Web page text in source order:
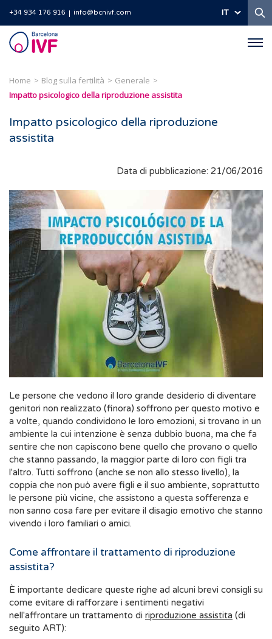
+34 934 176 916 info@bcnivf.com IT
Barcelona
IVF
Home Blog sulla fertilità
Generale
Impatto psicologico della riproduzione assistita
Impatto psicologico della riproduzione
assistita
Data di pubblicazione: 21/06/2016
Le persone che vedono il loro grande desiderio di diventare
genitori non realizzato (finora) soffrono per questo motivo e
a volte, quando condividono le loro emozioni, si trovano in un
ambiente la cui intenzione è senza dubbio buona, ma che fa
sentire che non capiscono bene quello che provano o quello
che stanno passando, la maggior parte di loro con figli tra
l'altro. Tutti soffrono (anche se non allo stesso livello), la
coppia che non può avere figli e il suo ambiente, soprattutto
le persone più vicine, che assistono a questa sofferenza e
non sanno cosa fare per evitare il disagio emotivo che stanno
vivendo i loro familiari o amici.
Come affrontare il trattamento di riproduzione
assistita?
È importante dedicare queste righe ad alcuni brevi consigli su
come evitare di rafforzare i sentimenti negativi
nell'affrontare un trattamento di riproduzione assistita
seguito ART):